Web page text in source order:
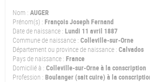
Nom : AUGER
Prénom(s) : François Joseph Fernand
Date de naissance : Lundi 11 avril 1887
Commune de naissance : Colleville-sur-Orne
Département ou province de naissance : Calvados
Pays de naissance : France
Domicilié à : Colleville-sur-Orne à la conscription
Profession : Boulanger (sait cuire) à la